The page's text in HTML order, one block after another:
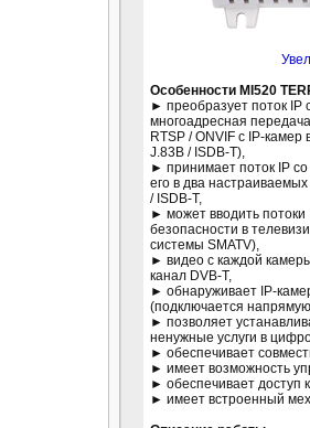
Особенности MI520
► преобразует поток IP
многоадресная
RTSP / ONVIF с IP-
J.83B / ISDB-T),
► принимает поток IP
его в два
/ ISDB-T,
► может вводить потоки
безопасности в
системы SMATV),
► видео с каждой
канал DVB-T,
► обнаруживает IP-
(подключается
► позволяет
ненужные услуги в
► обеспечивает
► имеет возможность
► обеспечивает доступ
► имеет встроенный